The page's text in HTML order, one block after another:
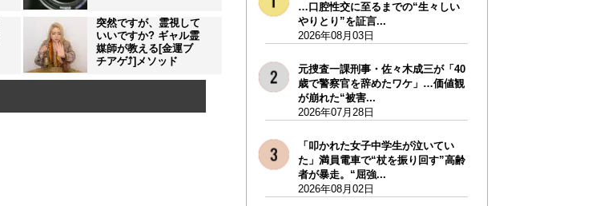
突然ですが、霊視して
いいですか? ギャル霊
媒師が教える[金運ブ
チアゲ⤴]メソッド
…口腔性交に至るまでの“生々しい
やりとり”を証言...
2026年08月03日
元捜査一課刑事・佐々木成三が「40
歳で警察官を辞めたワケ」…価値観
が崩れた“被害...
2026年07月28日
「叩かれた女子中学生が泣いてい
た」満員電車で“杖を振り回す”高齢
者が暴走。“屈強...
2026年08月02日